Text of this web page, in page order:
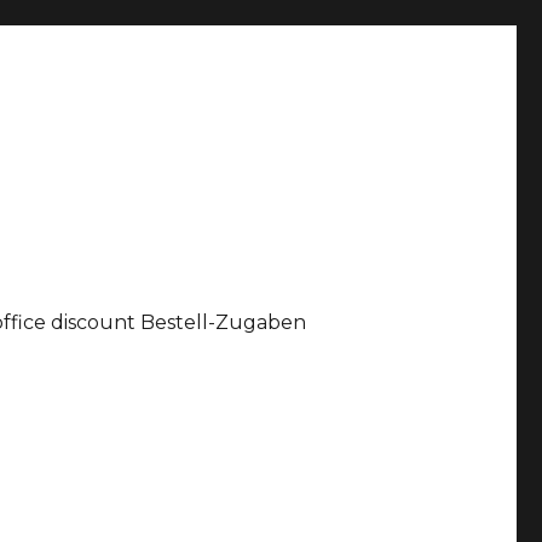
discount Bestell-Zugaben